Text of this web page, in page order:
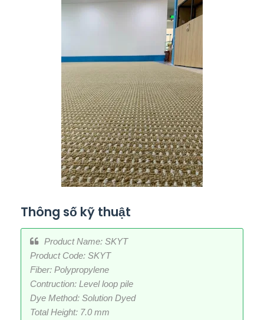
Thông số kỹ thuật
Product Name: SKYT
Product Code: SKYT
Fiber: Polypropylene
Contruction: Level loop pile
Dye Method: Solution Dyed
Total Height: 7.0 mm